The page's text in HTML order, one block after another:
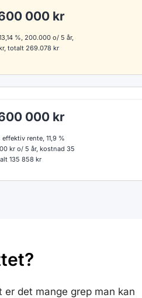
000 kr
%, 200.000 o/ 5 år,
totalt 269.078 kr
000 kr
effektiv rente, 11,9 %
kr o/ 5 år, kostnad 35
135 858 kr
det mange grep man kan